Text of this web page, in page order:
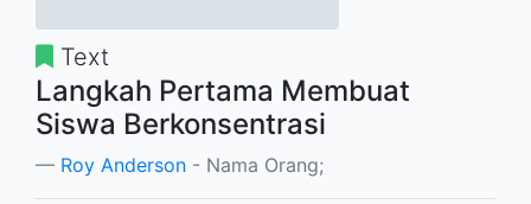
Text
Langkah Pertama Membuat
Siswa Berkonsentrasi
Roy Anderson - Nama Orang;